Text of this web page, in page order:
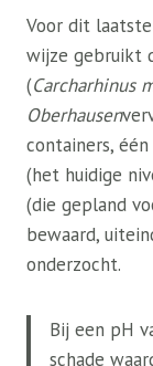
Voor dit
wijze gebruikt
(Carcharhinus
Oberhausen
containers,
(het huidige
(die gepland
bewaard,
onderzocht.
Bij een pH
schade